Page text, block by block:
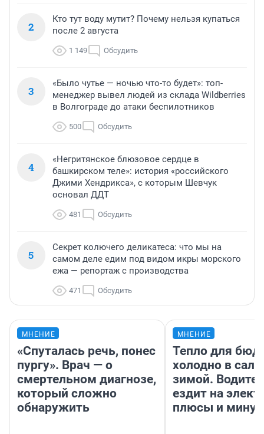
2
Кто тут воду мутит? Почему нельзя купаться
после 2 августа
1 149 Обсудить
3
«Было чутье — ночью что-то будет»: топ-
менеджер вывел людей из склада Wildberries
в Волгограде до атаки беспилотников
500 Обсудить
4
«Негритянское блюзовое сердце в
башкирском теле»: история «российского
Джими Хендрикса», с которым Шевчук
основал ДДТ
481 Обсудить
5
Секрет колючего деликатеса: что мы на
самом деле едим под видом икры морского
ежа — репортаж с производства
471 Обсудить
МНЕНИЕ
«Спуталась речь, понес
пургу». Врач — о
смертельном диагнозе,
который сложно
обнаружить
МНЕНИЕ
Тепло для
холодно в
зимой.
ездит на
плюсы и